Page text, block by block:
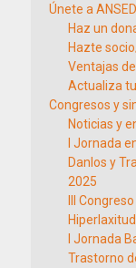
Únete a
Haz un
Hazte
Ventajas
Actualiza
Congresos y
Noticias y
I Jornada
Danlos y
2025
III
I Jornada
Trastorno